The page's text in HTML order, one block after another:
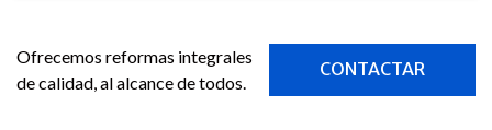
Ofrecemos reformas integrales
de calidad, al alcance de todos.
CONTACTAR